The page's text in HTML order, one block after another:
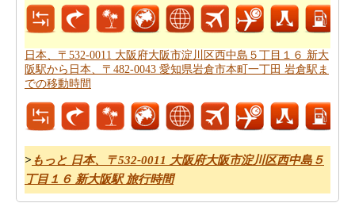
あなたは日本、〒532-0011 大阪府大阪市淀川区西中島５
丁目１６ 新大阪駅から日本、京都府京都市までの道路ル
ートプランをチェックすることができます。
燃料費は、道路の旅行を計画する際に考慮すべきもう一
つの重要な要因であります。日本、〒532-0011 大阪府大
阪市淀川区西中島５丁目１６ 新大阪駅から日本、京都府
日本、〒532-0011 大阪府大阪市淀川区西中島５丁目１６ 新大
阪駅から日本、〒482-0043 愛知県岩倉市本町一丁田 岩倉駅ま
での移動時間
> もっと 日本、〒532-0011 大阪府大阪市淀川区西中島５
丁目１６ 新大阪駅 旅行時間